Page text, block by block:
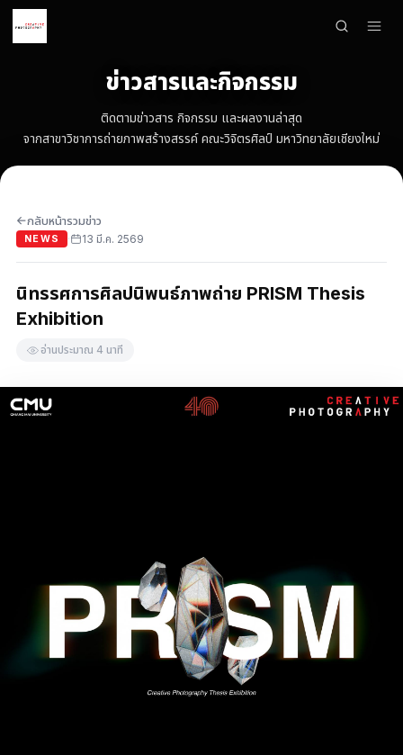
SHOWCASE
COURSE WORKS
EXHIBITIONS
CONTACT
English
ข่าวสารและกิจกรรม
ติดตามข่าวสาร กิจกรรม และผลงานล่าสุด
จากสาขาวิชาการถ่ายภาพสร้างสรรค์ คณะวิจิตรศิลป์ มหาวิทยาลัยเชียงใหม่
→กลับหน้ารวมข่าว
NEWS · 13 มี.ค. 2569
นิทรรศการศิลปนิพนธ์ภาพถ่าย PRISM Thesis
Exhibition
อ่านประมาณ 4 นาที